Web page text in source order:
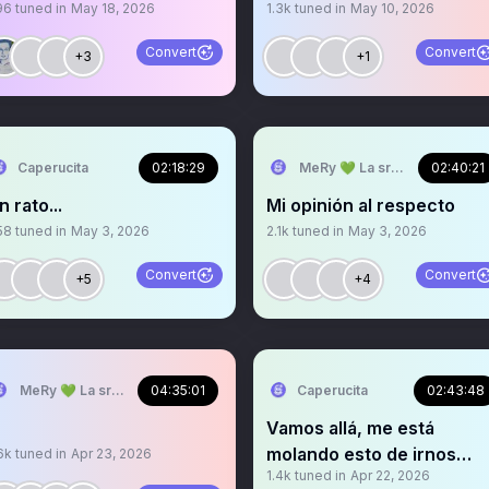
tuned in May 18, 2026
+3 Convert
1.3k tuned in May 10, 2026
+1 Convert
Caperucita 02:18:29
rato...
tuned in May 3, 2026
+5 Convert
MeRy 💚 La sra que ya no
02:40:21
Mi opinión al respecto
2.1k tuned in May 3, 2026
+4 Convert
MeRy 💚 La sra que abre los espacios
04:35:01
tuned in Apr 23, 2026
Caperucita 02:43:48
Vamos allá, me está
molando esto de irnos
todos a TPEC
1.4k tuned in Apr 22, 2026